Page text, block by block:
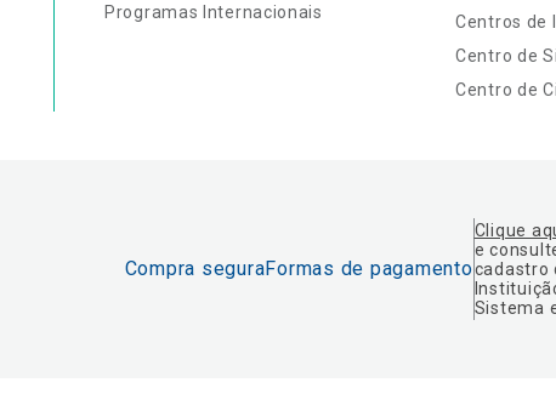
Programas Internacionais
Centros de
Centro de
Centro de
Compra seguraFormas de pagamento
Clique
e
cadastro
Sistema